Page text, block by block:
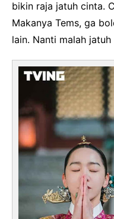
bikin raja jatuh cinta.
Makanya Tems, ga
lain. Nanti malah jatuh